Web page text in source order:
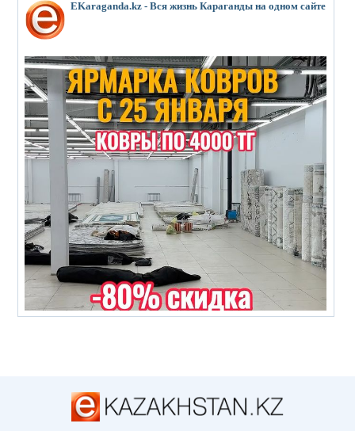
EKaraganda.kz - Вся жизнь Караганды на одном сайте